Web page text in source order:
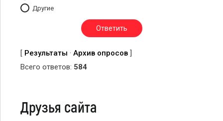
Другие
[ Результаты · Архив опросов ]
Всего ответов: 584
Друзья сайта